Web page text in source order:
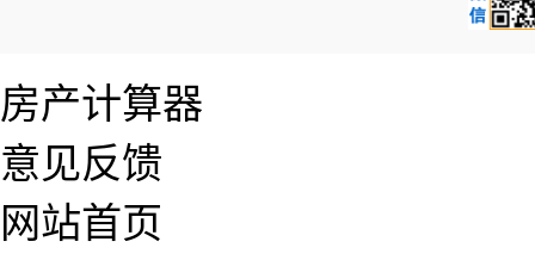
房产计算器
意见反馈
网站首页